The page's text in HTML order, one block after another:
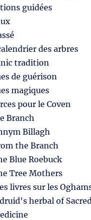
guidées
des arbres
tradition
de guérison
magiques
pour le Coven
Branch
Billagh
the Branch
Blue Roebuck
Tree Mothers
livres sur les
herbal of